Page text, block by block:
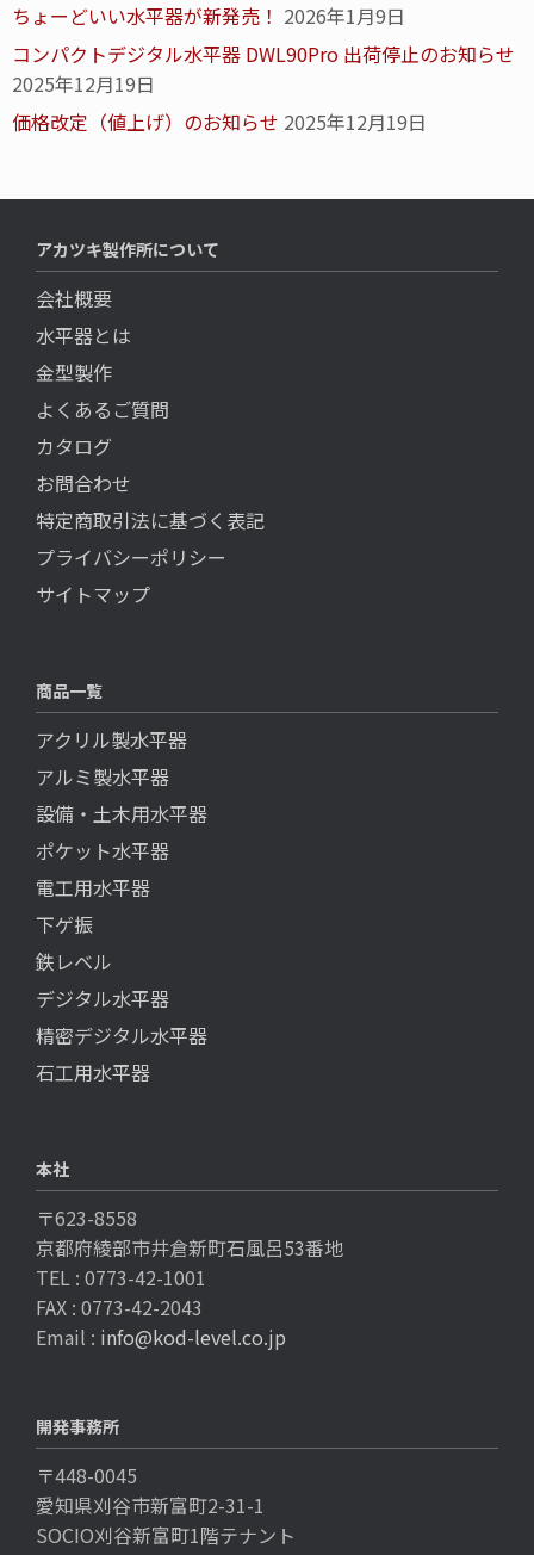
ちょーどいい水平器が新発売！ 2026年1月9日
コンパクトデジタル水平器 DWL90Pro 出荷停止のお知らせ
2025年12月19日
価格改定（値上げ）のお知らせ 2025年12月19日
アカツキ製作所について
会社概要
水平器とは
金型製作
よくあるご質問
カタログ
お問合わせ
特定商取引法に基づく表記
プライバシーポリシー
サイトマップ
商品一覧
アクリル製水平器
アルミ製水平器
設備・土木用水平器
ポケット水平器
電工用水平器
下ゲ振
鉄レベル
デジタル水平器
精密デジタル水平器
石工用水平器
本社
〒623-8558
京都府綾部市井倉新町石風呂53番地
TEL : 0773-42-1001
FAX : 0773-42-2043
Email : info@kod-level.co.jp
開発事務所
〒448-0045
愛知県刈谷市新富町2-31-1
SOCIO刈谷新富町1階テナント